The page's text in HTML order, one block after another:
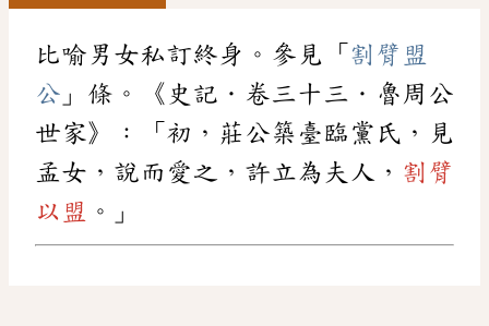
比喻男女私訂終身。參見「 割臂盟
公 」條。《史記．卷三十三．魯周公
世家》：「初，莊公築臺臨黨氏，見
孟女，說而愛之，許立為夫人， 割臂
以盟 。」